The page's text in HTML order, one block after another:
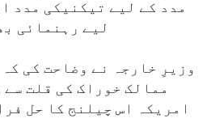
مدد کے لیے تیکنیکی مدد
لیے رہنمائی
وزیرِ خارجہ نے وضاحت کی
ممالک خوراک کی قلت سے
امریکہ اس چیلنج کا حل